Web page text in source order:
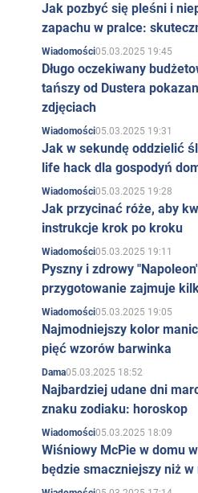
Jak pozbyć się pleśni i
zapachu w pralce:
Wiadomości05.03.2025 19:45
Długo oczekiwany
tańszy od Dustera
zdjęciach
Wiadomości05.03.2025 19:31
Jak w sekundę oddzielić
life hack dla gospodyń
Wiadomości05.03.2025 19:28
Jak przycinać róże, aby
instrukcje krok po kroku
Wiadomości05.03.2025 19:11
Pyszny i zdrowy
przygotowanie zajmuje
Wiadomości05.03.2025 19:05
Najmodniejszy kolor
pięć wzorów barwinka
Dama05.03.2025 18:52
Najbardziej udane dni
znaku zodiaku: horoskop
Wiadomości05.03.2025 18:09
Wiśniowy McPie w domu
będzie smaczniejszy niż